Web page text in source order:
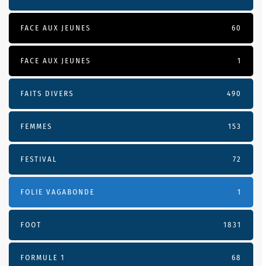
FACE AUX JEUNES 60
FACE AUX JEUNES 1
FAITS DIVERS 490
FEMMES 153
FESTIVAL 72
FOLIE VAGABONDE 1
FOOT 1831
FORMULE 1 68